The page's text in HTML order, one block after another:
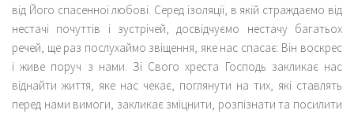
від Його спасенної любові. Серед ізоляції, в якій страждаємо від
нестачі почуттів і зустрічей, досвідчуємо нестачу багатьох
речей, ще раз послухаймо звіщення, яке нас спасає: Він воскрес
і живе поруч з нами. Зі Свого хреста Господь закликає нас
віднайти життя, яке нас чекає, поглянути на тих, які ставлять
перед нами вимоги, закликає зміцнити, розпізнати та посилити